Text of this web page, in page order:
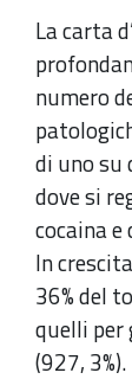
La carta
numero
di uno su
dove si
cocaina e
In
36% del
quelli per
(927, 3%).